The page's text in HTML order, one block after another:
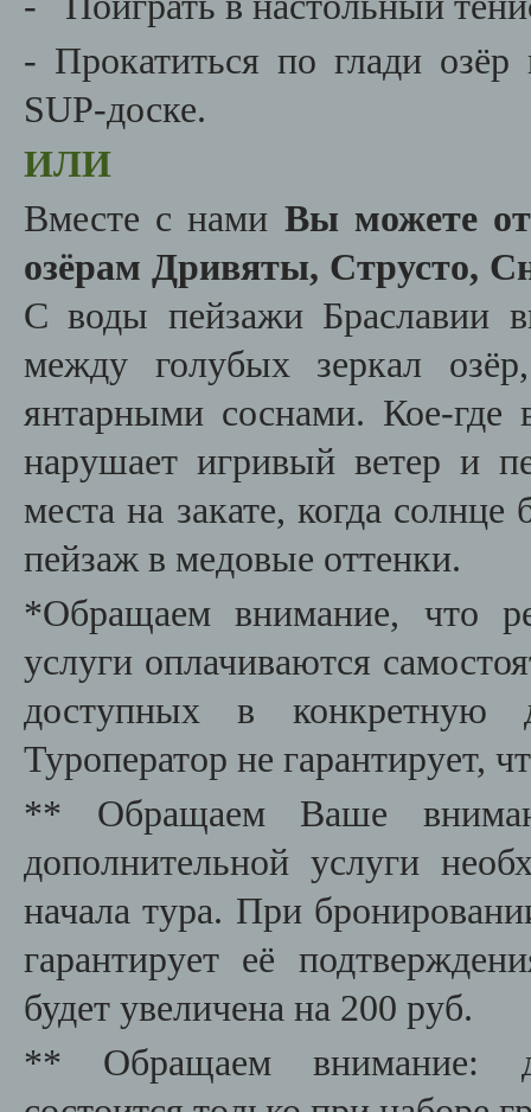
- Прокатиться по глади озёр
SUP-доске.
ИЛИ
Вместе с нами Вы можете
озёрам Дривяты, Струсто,
С воды пейзажи Браславии
между голубых зеркал
янтарными соснами. Кое-
нарушает игривый ветер и
места на закате, когда
пейзаж в медовые оттенки.
*Обращаем внимание, что
услуги оплачиваются
доступных в конкретную
Туроператор не гарантирует,
** Обращаем Ваше
дополнительной услуги
начала тура. При
гарантирует её
будет увеличена на 200 руб.
** Обращаем внимание: